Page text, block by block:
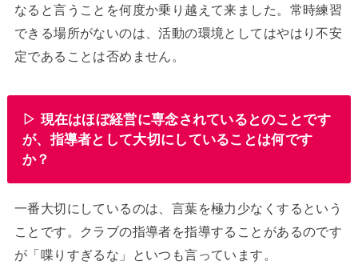
なると言うことを何度か乗り越えて来ました。常時練習
できる場所がないのは、活動の環境としてはやはり不安
定であることは否めません。
▷ 現在はほぼ経営に専念されているとのことです
が、指導者として大切にしていることは何です
か？
一番大切にしているのは、言葉を極力少なくするという
ことです。クラブの指導者を指導することがあるのです
が「喋りすぎるな」といつも言っています。